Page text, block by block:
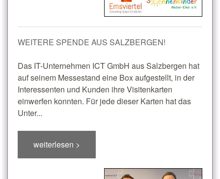
WEITERE SPENDE AUS SALZBERGEN!
Das IT-Unternehmen ICT GmbH aus Salzbergen hat
auf seinem Messestand eine Box aufgestellt, in der
Interessenten und Kunden ihre Visitenkarten
einwerfen konnten. Für jede dieser Karten hat das
Unter...
weiterlesen >